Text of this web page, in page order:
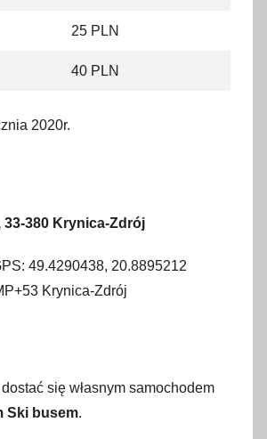
25 PLN
40 PLN
2020r.
33-380 Krynica-Zdrój
49.4290438, 20.8895212
Krynica-Zdrój
się własnym samochodem
Ski busem.